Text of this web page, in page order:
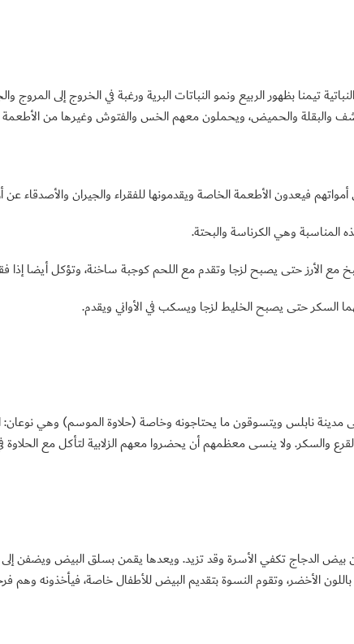
تيمنا بظهور الربيع ونمو النباتات البرية ورغبة في الخروج إلى
والبقلة والحميض، ويحملون معهم الخس والفتوش وغيرها من الأطعمة
فيعدون الأطعمة الخاصة ويقدمونها للفقراء والجيران والأصدقاء
المناسبة وهي الكرناسة والبحتة.
مع الأرز حتى يصبح لزجا وتقدم مع اللحم كوجبة ساخنة، وتؤكل أيضا
السكر حتى يصبح الخليط لزجا ويسكب في الأواني ويقدم.
مدينة نابلس ويتسوقون ما يحتاجونه وخاصة (حلاوة الموسم) وهي نوعان:
والسكر. ولا ينسى معظمهم أن يحضروا معهم الزلابية لتأكل مع الحلاوة
بيض الدجاج تكفي الأسرة وقد تزيد. ويعدها يقمن بسلق البيض ويضفن
الأخضر، وتقوم النسوة بتقديم البيض للأطفال خاصة، فيأخذونه وهم